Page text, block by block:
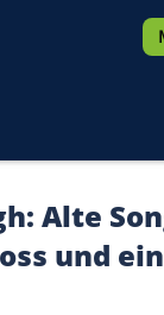
Alte
und